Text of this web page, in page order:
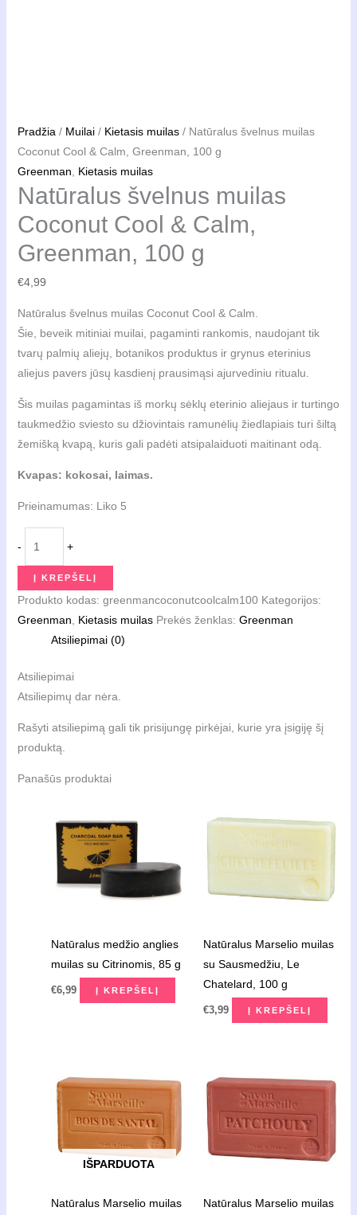
Pradžia/ Muilai/ Kietasis muilas/ Natūralus švelnus muilas
Coconut Cool & Calm, Greenman, 100 g
Greenman, Kietasis muilas
Natūralus švelnus muilas
Coconut Cool & Calm,
Greenman, 100 g
€4,99
Natūralus švelnus muilas Coconut Cool & Calm.
Šie, beveik mitiniai muilai, pagaminti rankomis, naudojant tik
tvarų palmių aliejų, botanikos produktus ir grynus eterinius
aliejus pavers jūsų kasdienį prausimąsi ajurvediniu ritualu.
Šis muilas pagamintas iš morkų sėklų eterinio aliejaus ir turtingo
taukmedžio sviesto su džiovintais ramunėlių žiedlapiais turi šiltą
žemišką kvapą, kuris gali padėti atsipalaiduoti maitinant odą.
Kvapas: kokosai, laimas.
Prieinamumas: Liko 5
-
Natūralus
švelnus
muilas
Coconut
&
Calm,
100
g
+
Į KREPŠELĮ
Produkto kodas: greenmancoconutcoolcalm100 Kategorijos:
Greenman, Kietasis muilas Prekės ženklas: Greenman
Atsiliepimai (0)
Atsiliepimai
Atsiliepimų dar nėra.
Rašyti atsiliepimą gali tik prisijungę pirkėjai, kurie yra įsigiję šį
produktą.
Panašūs produktai
Natūralus medžio anglies
muilas su Citrinomis, 85 g
€6,99 Į KREPŠELĮ
Natūralus Marselio muilas
su Sausmedžiu, Le
Chatelard, 100 g
€3,99 Į KREPŠELĮ
IŠPARDUOTA
Natūralus Marselio muilas
Natūralus Marselio muilas